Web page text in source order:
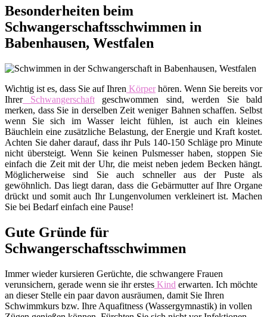
Besonderheiten beim
Schwangerschaftsschwimmen in
Babenhausen, Westfalen
Wichtig ist es, dass Sie auf Ihren Körperhören. Wenn Sie bereits vor
IhrerSchwangerschaftgeschwommen sind, werden Sie bald
merken, dass Sie in derselben Zeit weniger Bahnen schaffen. Selbst
wenn Sie sich im Wasser leicht fühlen, ist auch ein kleines
Bäuchlein eine zusätzliche Belastung, der Energie und Kraft kostet.
Achten Sie daher darauf, dass ihr Puls 140-150 Schläge pro Minute
nicht übersteigt. Wenn Sie keinen Pulsmesser haben, stoppen Sie
einfach die Zeit mit der Uhr, die meist neben jedem Becken hängt.
Möglicherweise sind Sie auch schneller aus der Puste als
gewöhnlich. Das liegt daran, dass die Gebärmutter auf Ihre Organe
drückt und somit auch Ihr Lungenvolumen verkleinert ist. Machen
Sie bei Bedarf einfach eine Pause!
Gute Gründe für
Schwangerschaftsschwimmen
Immer wieder kursieren Gerüchte, die schwangere Frauen
verunsichern, gerade wenn sie ihr erstes Kind erwarten. Ich möchte
an dieser Stelle ein paar davon ausräumen, damit Sie Ihren
Schwimmkurs bzw. Ihre Aquafitness (Wassergymnastik) in vollen